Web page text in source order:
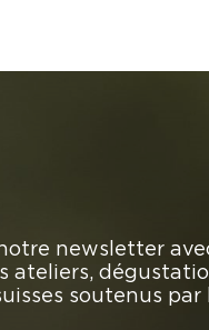
newsletter
ateliers,
soutenus